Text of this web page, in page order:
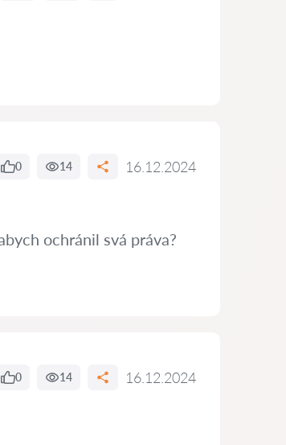
0 14 16.12.2024
ochránil svá práva?
0 14 16.12.2024